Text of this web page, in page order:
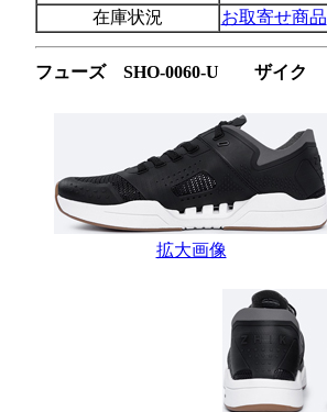
在庫状況
お取寄せ商品
フューズ SHO-0060-U ザイク
拡大画像